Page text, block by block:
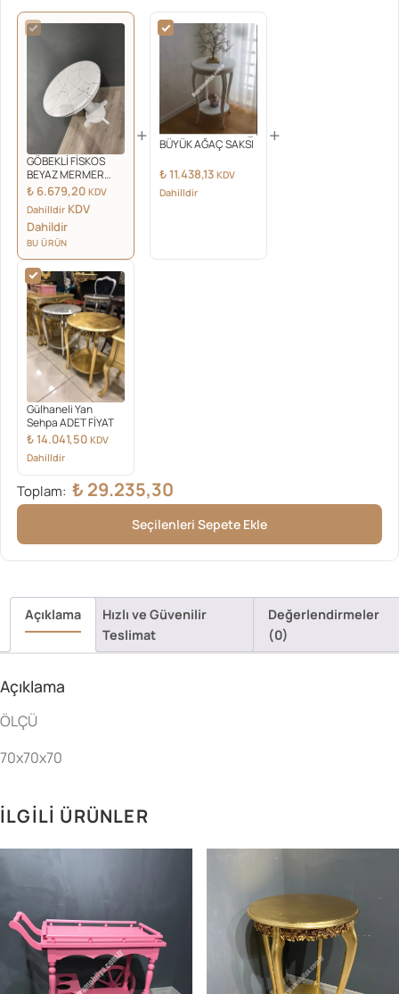
GÖBEKLİ FİSKOS
BEYAZ MERMER
DESEN
₺ 6.679,20 KDV
Dahilldir KDV
Dahildir
BU ÜRÜN
+ BÜYÜK AĞAÇ SAKSI
₺11.438,13 KDV
Dahilldir
+
Gülhaneli Yan
Sehpa ADET FİYAT
₺14.041,50 KDV
Dahilldir
Toplam: ₺ 29.235,30
Seçilenleri Sepete Ekle
Açıklama
Hızlı ve Güvenilir
Teslimat
Değerlendirmeler
(0)
Açıklama
ÖLÇÜ
70x70x70
İLGILI ÜRÜNLER